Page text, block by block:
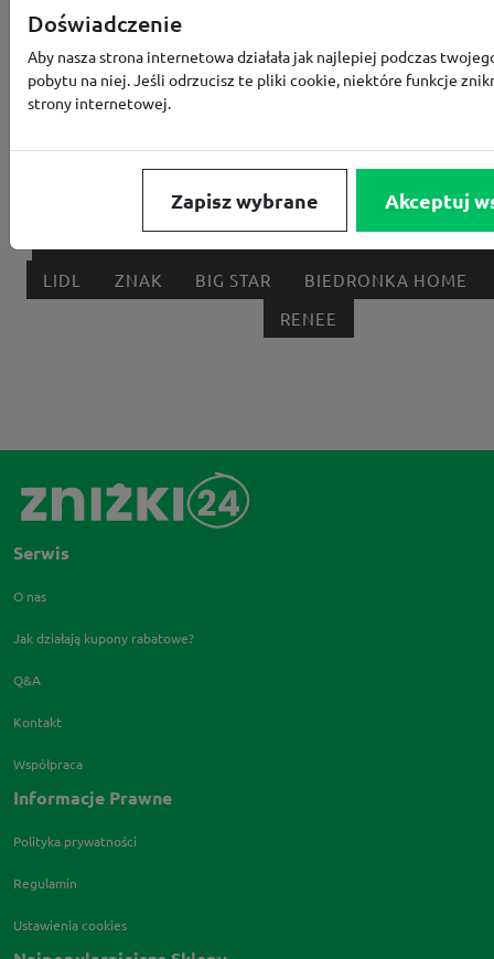
RTV EURO AGD MODIVO HEBE
MEDIA EXPERT
EOBUWIE
KOMPUTRONIK
LOUNGE BY ZALANDO
ALLEGRO
HOMLA
ANSWEAR 4F OLEOLE!
LIDL
ZNAK BIG STAR
BIEDRONKA HOME
RENEE
Serwis
O nas
Jak działają kupony rabatowe?
Q&A
Kontakt
Współpraca
Informacje Prawne
Polityka prywatności
Regulamin
Ustawienia cookies
Doświadczenie
Aby nasza strona internetowa działała jak najlepiej podczas
pobytu na niej. Jeśli odrzucisz te pliki cookie, niektóre funkcje
strony internetowej.
Zapisz wybrane Akceptuj